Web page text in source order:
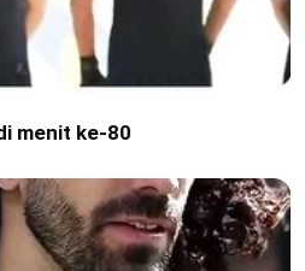
menit ke-80